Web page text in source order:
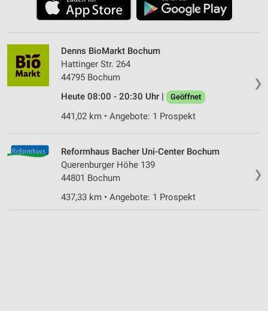
❯
Denns BioMarkt Bochum
Hattinger Str. 264
44795 Bochum
Heute 08:00 - 20:30 Uhr |
Geöffnet
441,02 km • Angebote: 1 Prospekt
❯
Reformhaus Bacher Uni-Center Bochum
Querenburger Höhe 139
44801 Bochum
437,33 km • Angebote: 1 Prospekt